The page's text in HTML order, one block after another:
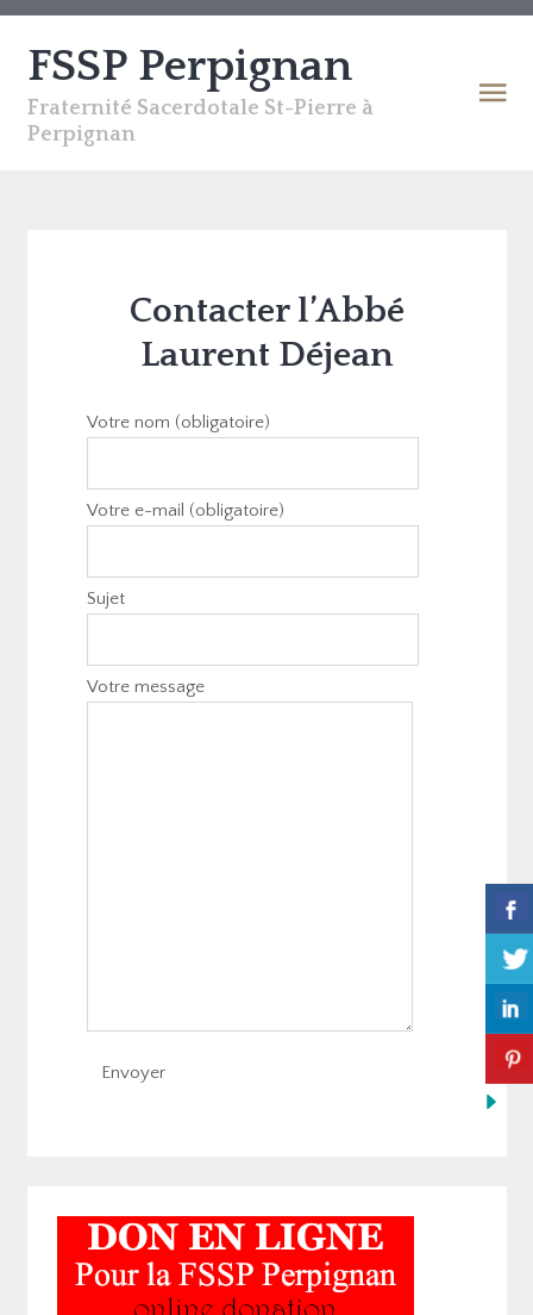
FSSP Perpignan
Fraternité Sacerdotale St-Pierre à
Perpignan
Contacter l’Abbé
Laurent Déjean
Votre nom (obligatoire)
Votre e-mail (obligatoire)
Sujet
Votre message